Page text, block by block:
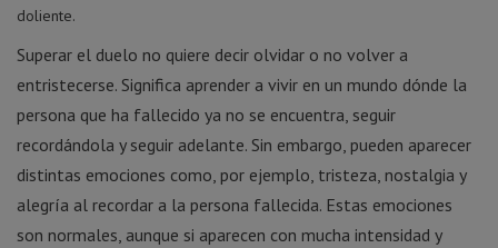
doliente.
Superar el duelo no quiere decir olvidar o no volver a
entristecerse. Significa aprender a vivir en un mundo dónde la
persona que ha fallecido ya no se encuentra, seguir
recordándola y seguir adelante. Sin embargo, pueden aparecer
distintas emociones como, por ejemplo, tristeza, nostalgia y
alegría al recordar a la persona fallecida. Estas emociones
son normales, aunque si aparecen con mucha intensidad y